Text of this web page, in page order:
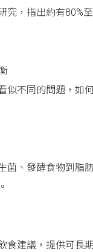
，指出約有80%
不同的問題，如
、發酵食物到脂
建議，提供可長